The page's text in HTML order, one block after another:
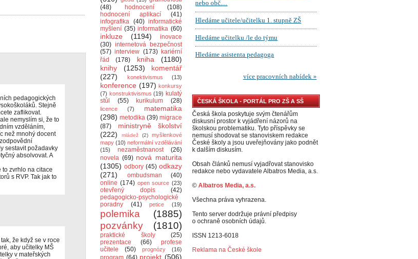
pedagogických
Stejně
zaflikovat.
nemyslím si, že to
vzděláním,
než mnohý docent
sestavit požadavky
absolvovat. A
to zvrhlo na citace
s RVP. Tak jak to
že když se v roce
aby učitelky MŠ
v mateřských
(48)
hodnocení
(108)
hodnocení aplikací
(41)
infografika (40) informatické
myšlení (35) informatika (60)
inkluze (1194)
inovace
(30) internetová bezpečnost
(57) interview (173) kariérní
řád
(178) kniha
(1180)
knihy
(1253)
komentář
(227)
konektivismus (13)
konference (197) konkursy
(7) konstruktivismus (19) kulatý
stůl
(55) kurikulum (28)
licence (7)
matematika
(298) metodika (39) migrace
(87)
ministryně školství
(222)
mládež (2)
myšlenkové
mapy (10) neformální vzdělávání
(15)
nezaměstnanost
(26)
novela (69) nová maturita
(1305) odbory (45) odkazy
(271)
ombudsman
(40)
online (174) open source (23)
otevřený dopis
(42)
pedagogicko-psychologické
poradny
(41) petice (19)
polemika
(1885)
pozvánky
(1810)
praktické školy
(25)
prezentace
(66)
profese
učitele
(50) prognózy (16)
program (64) projekt (506)
ČESKÁ ŠKOLA - PORTÁL PRO ZŠ A SŠ
Česká škola poskytuje svým čtenářům
diskusní prostor k vyjádření názorů na
školskou problematiku. Tyto příspěvky se
nemusí shodovat se stanoviskem redakce
České školy a jsou uveřejňovány jako podnět
k dalším diskusím.
Obsah článků nemusí vyjadřovat stanovisko
redakce nebo vydavatele Albatros Media, a.s.
© Albatros Media, a.s.
Všechna práva vyhrazena.
Tento server dodržuje právní předpisy
o ochraně osobních údajů.
ISSN 1213-6018
Reklama na České škole